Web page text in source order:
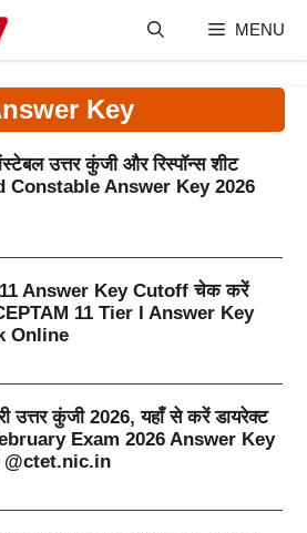
MENU
Key
उत्तर कुंजी और रिस्पॉन्स शीट
Constable Answer Key 2026
Answer Key Cutoff चेक करें
11 Tier I Answer Key
Online
उत्तर कुंजी 2026, यहाँ से करें डायरेक्ट
Exam 2026 Answer Key
@ctet.nic.in